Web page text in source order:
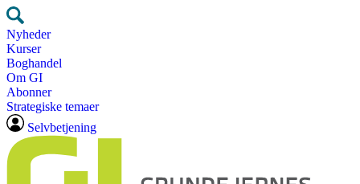
Nyheder
Kurser
Boghandel
Om GI
Abonner
Strategiske temaer
Selvbetjening